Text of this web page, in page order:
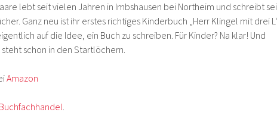
um
die
lebt seit vielen Jahren in Imbshausen bei Northeim und schreibt
Ganz neu ist ihr erstes richtiges Kinderbuch „Herr Klingel mit drei
auf die Idee, ein Buch zu schreiben. Für Kinder? Na klar! Und
schon in den Startlöchern.
Amazon
Buchfachhandel.